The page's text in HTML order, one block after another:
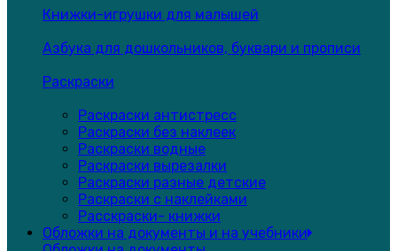
Книжки-игрушки для малышей
Азбука для дошкольников, буквари и прописи
Раскраски
Раскраски антистресс
Раскраски без наклеек
Раскраски водные
Раскраски вырезалки
Раскраски разные детские
Раскраски с наклейками
Расскраски- книжки
Обложки на документы и на учебники